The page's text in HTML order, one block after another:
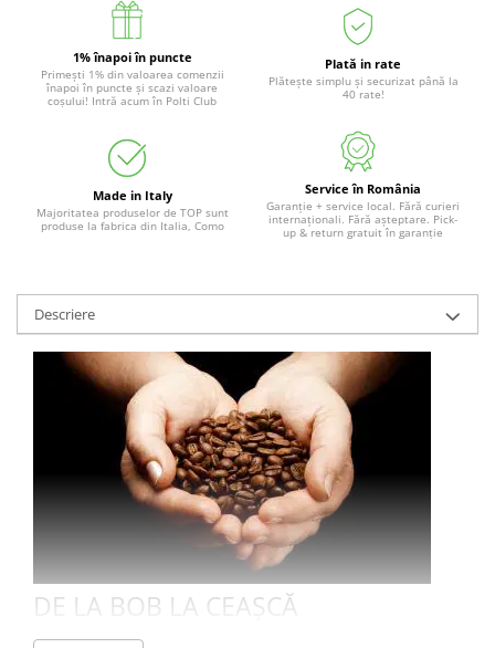
1% înapoi în puncte
Primești 1% din valoarea comenzii
înapoi în puncte și scazi valoare
coșului! Intră acum în Polti Club
Plată in rate
Plătește simplu și securizat până la
40 rate!
Made in Italy
Majoritatea produselor de TOP sunt
produse la fabrica din Italia, Como
Service în România
Garanție + service local. Fără curieri
internaționali. Fără așteptare. Pick-
up & return gratuit în garanție
Descriere
DE LA BOB LA CEAȘCĂ